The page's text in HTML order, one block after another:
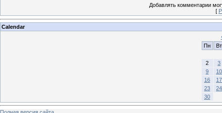
Добавлять комментарии
[
Calendar
Пн
Вт
2
3
9
10
16
17
23
24
30
Полная версия сайта